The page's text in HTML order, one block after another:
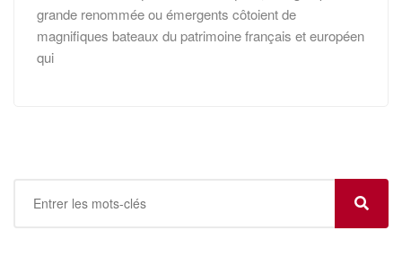
grande renommée ou émergents côtoient de
magnifiques bateaux du patrimoine français et européen
qui